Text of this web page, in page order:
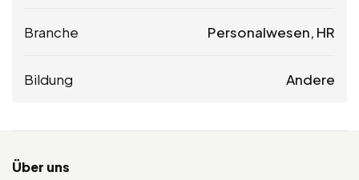
Branche Personalwesen, HR
Bildung Andere
Über uns